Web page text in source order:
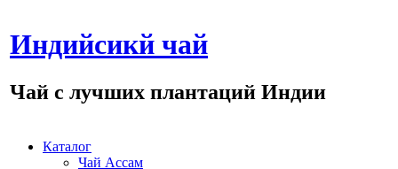
Индийсикй чай
Чай с лучших плантаций Индии
Каталог
Чай Ассам